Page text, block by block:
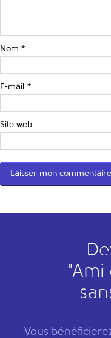
Nom *
E-mail *
Site web
"Ami
Vous